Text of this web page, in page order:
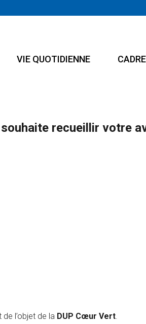
VIE QUOTIDIENNE
recueillir votre
l’objet de la DUP Cœur Vert.